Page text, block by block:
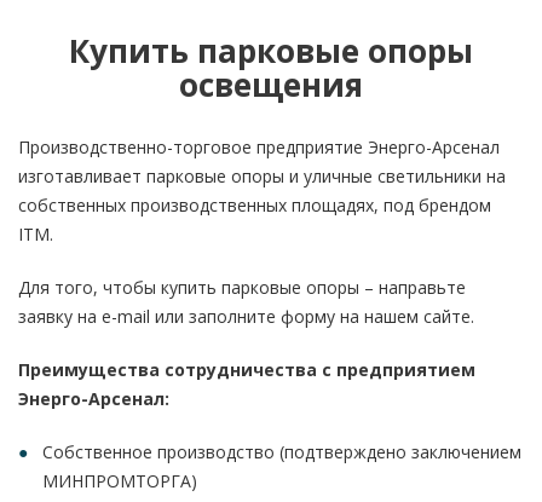
Купить парковые опоры
освещения
Производственно-торговое предприятие Энерго-Арсенал
изготавливает парковые опоры и уличные светильники на
собственных производственных площадях, под брендом
ITM.
Для того, чтобы купить парковые опоры – направьте
заявку на e-mail или заполните форму на нашем сайте.
Преимущества сотрудничества с предприятием
Энерго-Арсенал:
Собственное производство (подтверждено заключением
МИНПРОМТОРГА)